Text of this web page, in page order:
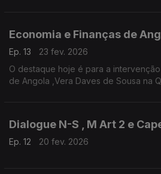
Economia e Finanças de
Ep. 13
23 fev. 2026
O destaque hoje é para a
de Angola ,Vera Daves de Sousa na
Dialogue N-S , M Art 2 e
Ep. 12 20 fev. 2026